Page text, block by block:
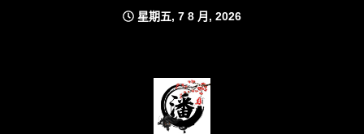
星期五, 7 8 月, 2026